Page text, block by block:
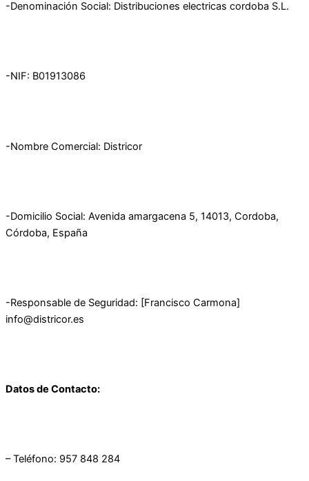
-Denominación Social: Distribuciones electricas cordoba S.L.
-NIF: B01913086
-Nombre Comercial: Districor
-Domicilio Social: Avenida amargacena 5, 14013, Cordoba,
Córdoba, España
-Responsable de Seguridad: [Francisco Carmona]
info@districor.es
Datos de Contacto:
– Teléfono: 957 848 284